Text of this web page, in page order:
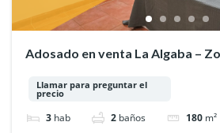
Adosado en venta La Algaba – Zona Andalucía
Llamar para preguntar el
precio
3 hab 2 baños 180 m²